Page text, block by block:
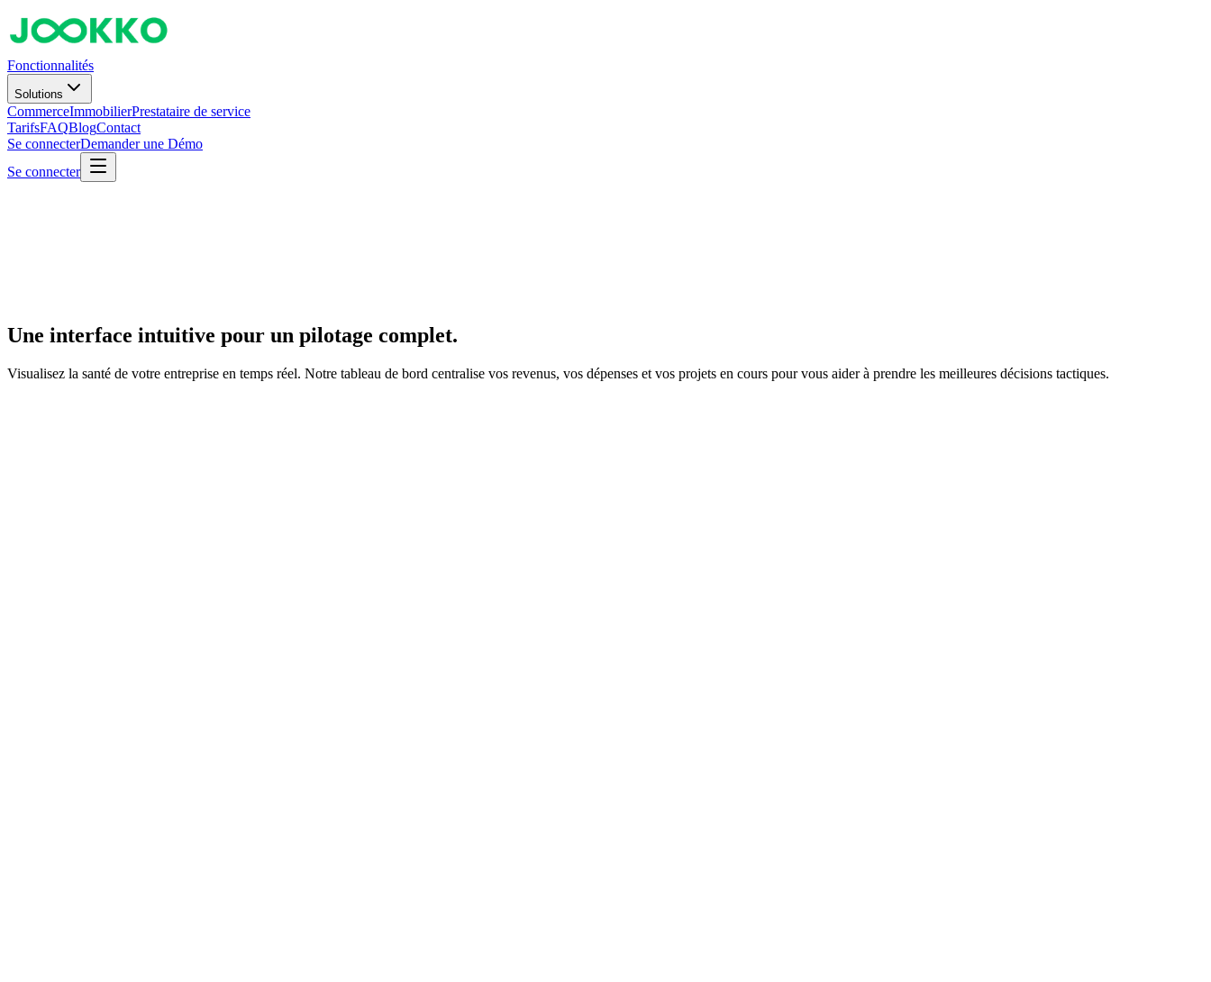
Fonctionnalités
Solutions
CommerceImmobilierPrestataire de service
TarifsFAQBlogContact
Se connecterDemander une Démo
Se connecter
Une interface intuitive pour un pilotage complet.
Visualisez la santé de votre entreprise en temps réel. Notre tableau de bord centralise vos revenus, vos dépenses et vos projets en cours pour vous aider à prendre les meilleures décisions tactiques.